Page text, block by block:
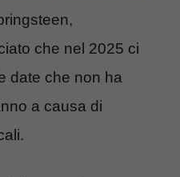
che nel 2025 ci
date che non ha
a causa di